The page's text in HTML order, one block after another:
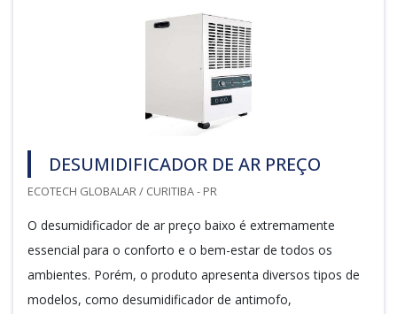
DESUMIDIFICADOR DE AR PREÇO
ECOTECH GLOBALAR / CURITIBA - PR
O desumidificador de ar preço baixo é extremamente
essencial para o conforto e o bem-estar de todos os
ambientes. Porém, o produto apresenta diversos tipos de
modelos, como desumidificador de antimofo,